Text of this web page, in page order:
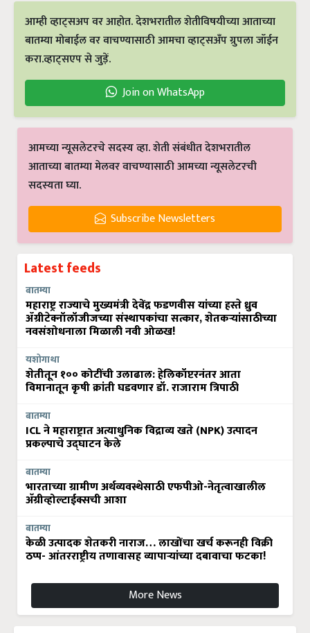
आम्ही व्हाट्सअप वर आहोत. देशभरातील शेतीविषयीच्या आताच्या
बातम्या मोबाईल वर वाचण्यासाठी आमचा व्हाट्सअँप ग्रुपला जॉईन
करा.व्हाट्सएप से जुड़ें.
Join on WhatsApp
आमच्या न्यूसलेटरचे सदस्य व्हा. शेती संबंधीत देशभरातील
आताच्या बातम्या मेलवर वाचण्यासाठी आमच्या न्यूसलेटरची
सदस्यता घ्या.
Subscribe Newsletters
Latest feeds
बातम्या
महाराष्ट्र राज्याचे मुख्यमंत्री देवेंद्र फडणवीस यांच्या हस्ते ध्रुव
ॲग्रीटेक्नॉलॉजीजच्या संस्थापकांचा सत्कार, शेतकऱ्यांसाठीच्या
नवसंशोधनाला मिळाली नवी ओळख!
यशोगाथा
शेतीतून १०० कोटींची उलाढाल: हेलिकॉप्टरनंतर आता
विमानातून कृषी क्रांती घडवणार डॉ. राजाराम त्रिपाठी
बातम्या
ICL ने महाराष्ट्रात अत्याधुनिक विद्राव्य खते (NPK) उत्पादन
प्रकल्पाचे उद्घाटन केले
बातम्या
भारताच्या ग्रामीण अर्थव्यवस्थेसाठी एफपीओ-नेतृत्वाखालील
अ‍ॅग्रीव्होल्टाईक्सची आशा
बातम्या
केळी उत्पादक शेतकरी नाराज… लाखोंचा खर्च करूनही विक्री
ठप्प- आंतरराष्ट्रीय तणावासह व्यापाऱ्यांच्या दबावाचा फटका!
More News